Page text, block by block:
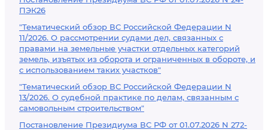
ПЭК26
"Тематический обзор ВС Российской Федерации N
11/2026. О рассмотрении судами дел, связанных с
правами на земельные участки отдельных категорий
земель, изъятых из оборота и ограниченных в обороте, и
с использованием таких участков"
"Тематический обзор ВС Российской Федерации N
13/2026. О судебной практике по делам, связанным с
самовольным строительством"
Постановление Президиума ВС РФ от 01.07.2026 N 272-